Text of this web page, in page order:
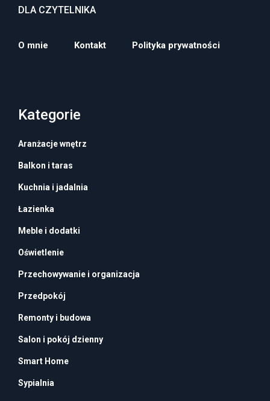
DLA CZYTELNIKA
O mnie Kontakt Polityka prywatności
Kategorie
Aranżacje wnętrz
Balkon i taras
Kuchnia i jadalnia
Łazienka
Meble i dodatki
Oświetlenie
Przechowywanie i organizacja
Przedpokój
Remonty i budowa
Salon i pokój dzienny
Smart Home
Sypialnia